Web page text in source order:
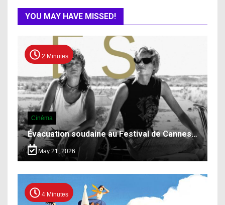
YOU MAY HAVE MISSED!
2 Minutes
Cinéma
Évacuation soudaine au Festival de Cannes…
May 21, 2026
4 Minutes